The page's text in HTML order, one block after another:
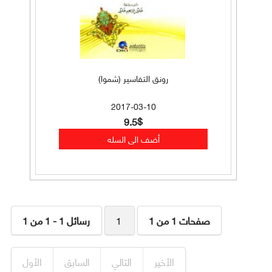
رونق التفاسير (شموا)
2017-03-10
9.5$
رسائل 1 - 1 من 1 1 صفحات 1 من 1
الأول السابق التالي الأخير